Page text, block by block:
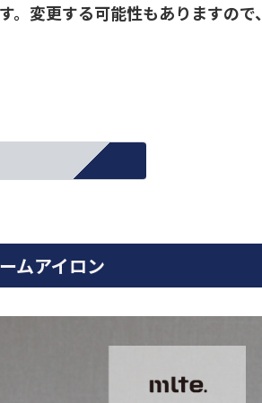
変更する可能性もありますので、
ムアイロン